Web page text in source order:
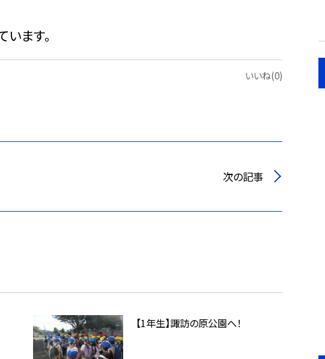
ます。
いいね(0)
次の記事
【1年生】諏訪の原公園へ！